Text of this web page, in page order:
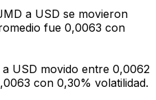
a USD se movieron
fue 0,0063 con
USD movido entre 0,0062
con 0,30% volatilidad.